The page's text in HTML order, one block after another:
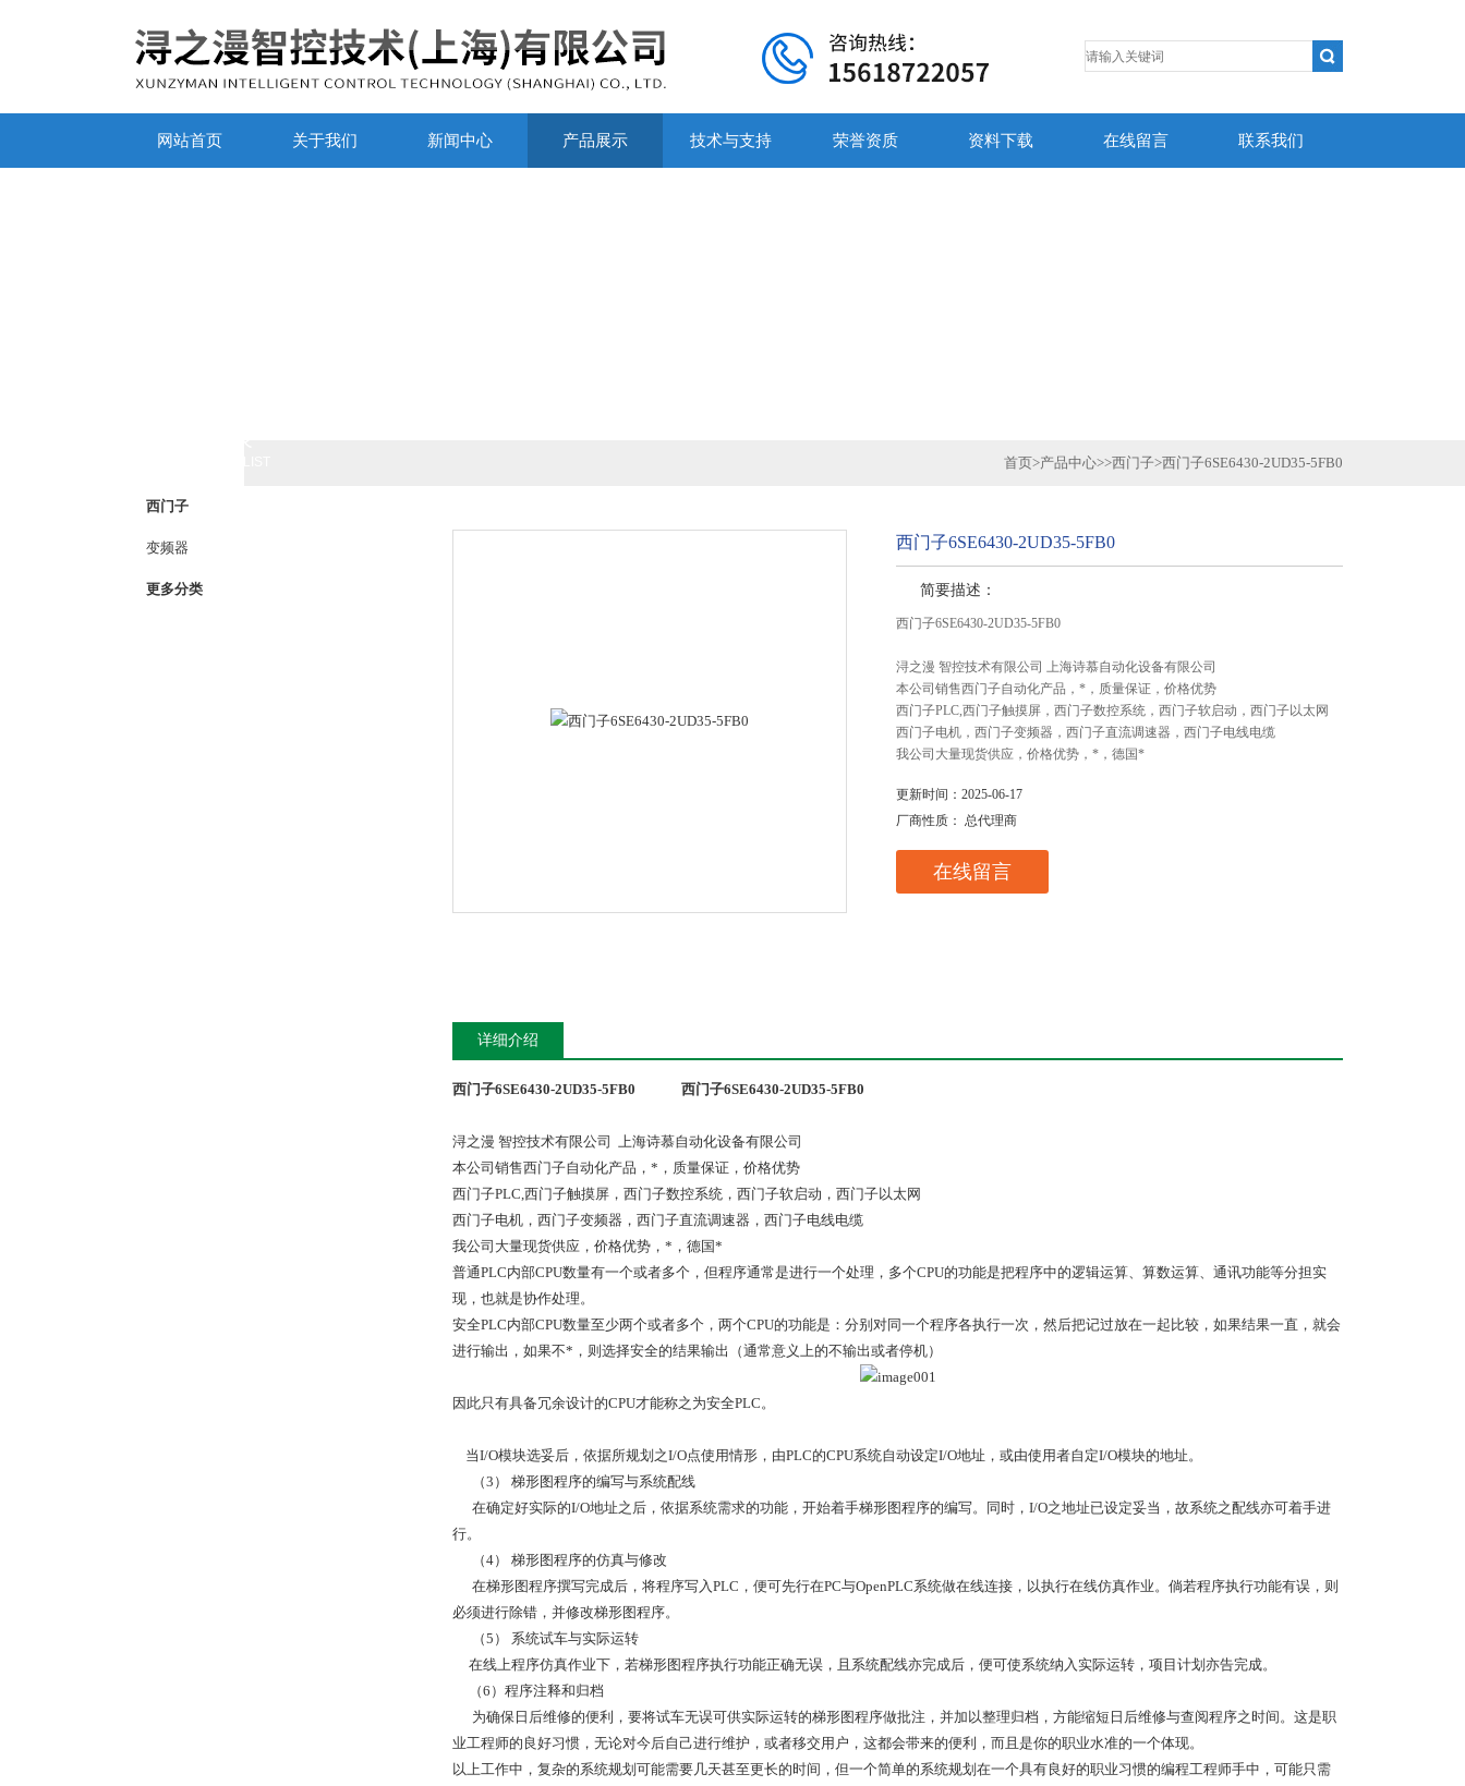
网站首页 关于我们 新闻中心 产品展示 技术与支持 荣誉资质 资料下载 在线留言 联系我们
西门子
变频器
更多分类
首页>产品中心>>西门子>西门子6SE6430-2UD35-5FB0
西门子6SE6430-2UD35-5FB0
简要描述：
西门子6SE6430-2UD35-5FB0
浔之漫 智控技术有限公司 上海诗慕自动化设备有限公司
本公司销售西门子自动化产品，*，质量保证，价格优势
西门子PLC,西门子触摸屏，西门子数控系统，西门子软启动，西门子以太网
西门子电机，西门子变频器，西门子直流调速器，西门子电线电缆
我公司大量现货供应，价格优势，*，德国*
更新时间：2025-06-17
厂商性质： 总代理商
在线留言
详细介绍
西门子6SE6430-2UD35-5FB0 西门子6SE6430-2UD35-5FB0
浔之漫 智控技术有限公司 上海诗慕自动化设备有限公司
本公司销售西门子自动化产品，*，质量保证，价格优势
西门子PLC,西门子触摸屏，西门子数控系统，西门子软启动，西门子以太网
西门子电机，西门子变频器，西门子直流调速器，西门子电线电缆
我公司大量现货供应，价格优势，*，德国*
普通PLC内部CPU数量有一个或者多个，但程序通常是进行一个处理，多个CPU的功能是把程序中的逻辑运算、算数运算、通讯功能等分担实
现，也就是协作处理。
安全PLC内部CPU数量至少两个或者多个，两个CPU的功能是：分别对同一个程序各执行一次，然后把记过放在一起比较，如果结果一直，就会
进行输出，如果不*，则选择安全的结果输出（通常意义上的不输出或者停机）
因此只有具备冗余设计的CPU才能称之为安全PLC。
当I/O模块选妥后，依据所规划之I/O点使用情形，由PLC的CPU系统自动设定I/O地址，或由使用者自定I/O模块的地址。
（3） 梯形图程序的编写与系统配线
在确定好实际的I/O地址之后，依据系统需求的功能，开始着手梯形图程序的编写。同时，I/O之地址已设定妥当，故系统之配线亦可着手进
行。
（4） 梯形图程序的仿真与修改
在梯形图程序撰写完成后，将程序写入PLC，便可先行在PC与OpenPLC系统做在线连接，以执行在线仿真作业。倘若程序执行功能有误，则
必须进行除错，并修改梯形图程序。
（5） 系统试车与实际运转
在线上程序仿真作业下，若梯形图程序执行功能正确无误，且系统配线亦完成后，便可使系统纳入实际运转，项目计划亦告完成。
（6）程序注释和归档
为确保日后维修的便利，要将试车无误可供实际运转的梯形图程序做批注，并加以整理归档，方能缩短日后维修与查阅程序之时间。这是职
业工程师的良好习惯，无论对今后自己进行维护，或者移交用户，这都会带来的便利，而且是你的职业水准的一个体现。
以上工作中，复杂的系统规划可能需要几天甚至更长的时间，但一个简单的系统规划在一个具有良好的职业习惯的编程工程师手中，可能只需